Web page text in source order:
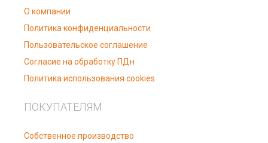
О компании
Политика конфиденциальности
Пользовательское соглашение
Согласие на обработку ПДн
Политика использования cookies
ПОКУПАТЕЛЯМ
Собственное производство